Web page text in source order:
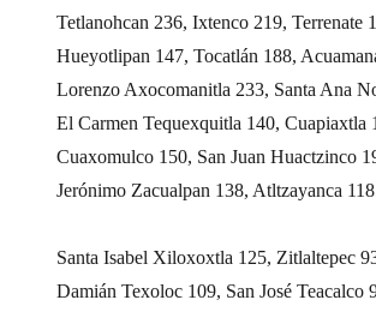
Tetlanohcan 236, Ixtenco 219, Terrenate
Hueyotlipan 147, Tocatlán 188,
Lorenzo Axocomanitla 233, Santa Ana
El Carmen Tequexquitla 140, Cuapiaxtla
Cuaxomulco 150, San Juan Huactzinco
Jerónimo Zacualpan 138, Atltzayanca
Santa Isabel Xiloxoxtla 125, Zitlaltepec
Damián Texoloc 109, San José Teacalco